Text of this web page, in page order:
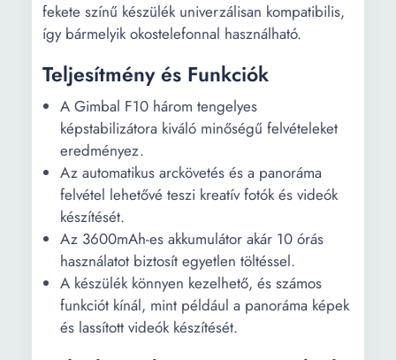
fekete színű készülék univerzálisan kompatibilis,
így bármelyik okostelefonnal használható.
Teljesítmény és Funkciók
A Gimbal F10 három tengelyes
képstabilizátora kiváló minőségű felvételeket
eredményez.
Az automatikus arckövetés és a panoráma
felvétel lehetővé teszi kreatív fotók és videók
készítését.
Az 3600mAh-es akkumulátor akár 10 órás
használatot biztosít egyetlen töltéssel.
A készülék könnyen kezelhető, és számos
funkciót kínál, mint például a panoráma képek
és lassított videók készítését.